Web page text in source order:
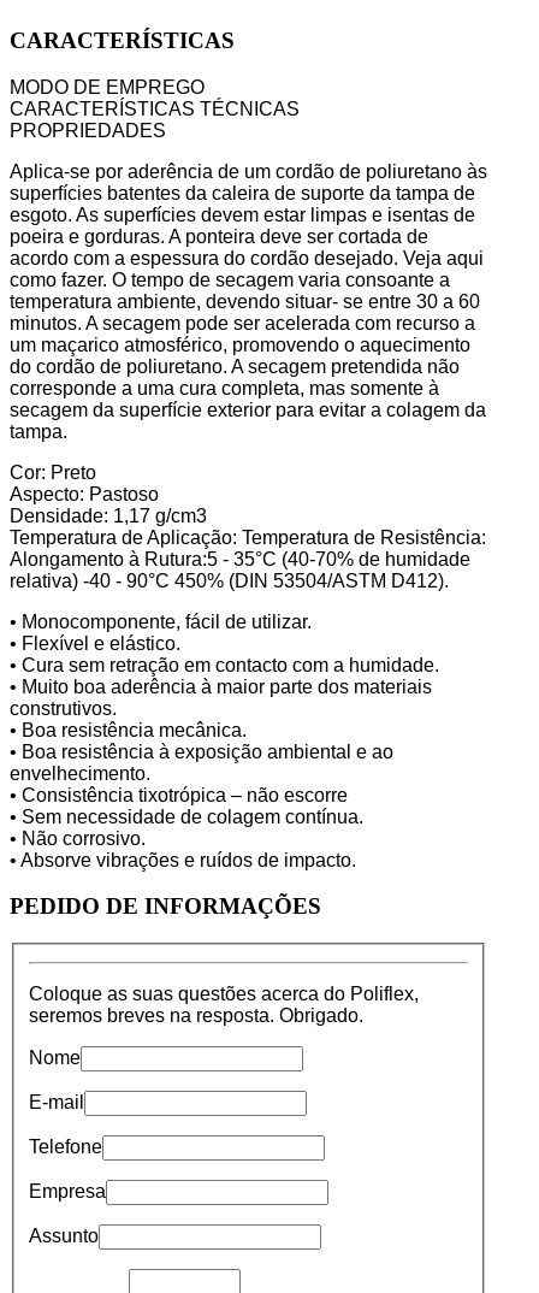
CARACTERÍSTICAS
MODO DE EMPREGO
CARACTERÍSTICAS TÉCNICAS
PROPRIEDADES
Aplica-se por aderência de um cordão de poliuretano às
superfícies batentes da caleira de suporte da tampa de
esgoto. As superfícies devem estar limpas e isentas de
poeira e gorduras. A ponteira deve ser cortada de
acordo com a espessura do cordão desejado. Veja aqui
como fazer. O tempo de secagem varia consoante a
temperatura ambiente, devendo situar- se entre 30 a 60
minutos. A secagem pode ser acelerada com recurso a
um maçarico atmosférico, promovendo o aquecimento
do cordão de poliuretano. A secagem pretendida não
corresponde a uma cura completa, mas somente à
secagem da superfície exterior para evitar a colagem da
tampa.
Cor: Preto
Aspecto: Pastoso
Densidade: 1,17 g/cm3
Temperatura de Aplicação: Temperatura de Resistência:
Alongamento à Rutura:5 - 35°C (40-70% de humidade
relativa) -40 - 90°C 450% (DIN 53504/ASTM D412).
• Monocomponente, fácil de utilizar.
• Flexível e elástico.
• Cura sem retração em contacto com a humidade.
• Muito boa aderência à maior parte dos materiais
construtivos.
• Boa resistência mecânica.
• Boa resistência à exposição ambiental e ao
envelhecimento.
• Consistência tixotrópica – não escorre
• Sem necessidade de colagem contínua.
• Não corrosivo.
• Absorve vibrações e ruídos de impacto.
PEDIDO DE INFORMAÇÕES
Coloque as suas questões acerca do Poliflex,
seremos breves na resposta. Obrigado.
Nome
E-mail
Telefone
Empresa
Assunto